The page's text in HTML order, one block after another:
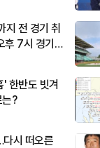
지 전 경기 취
후 7시 경기
' 한반도 빗겨
?
시 떠오른